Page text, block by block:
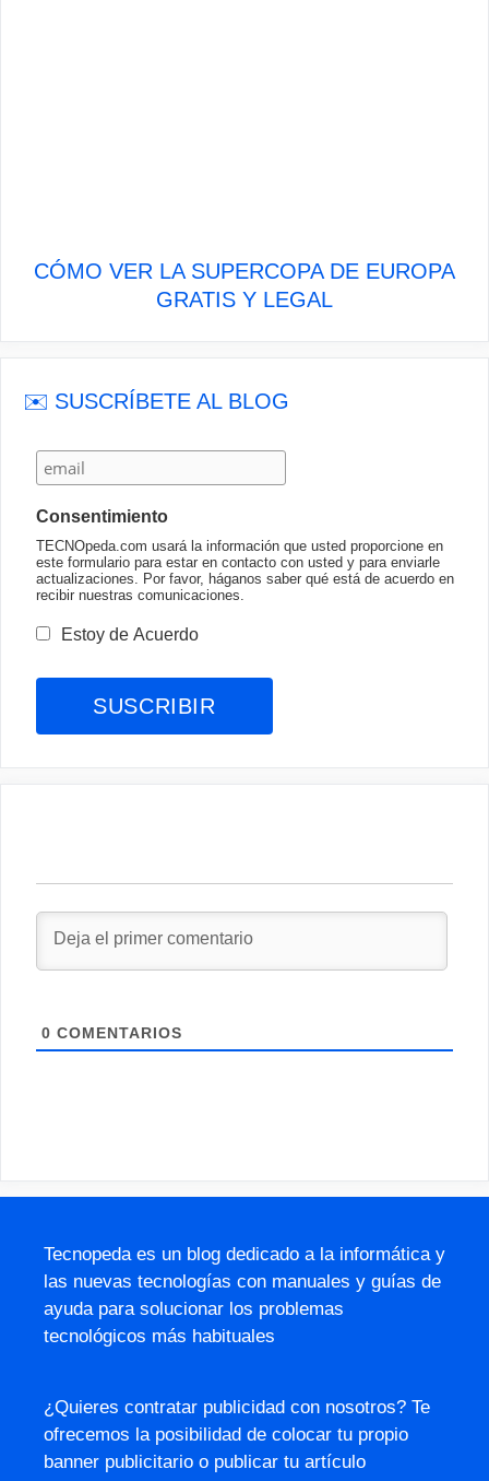
CÓMO VER LA SUPERCOPA DE EUROPA
GRATIS Y LEGAL
✉️ SUSCRÍBETE AL BLOG
Consentimiento
TECNOpeda.com usará la información que usted proporcione en
este formulario para estar en contacto con usted y para enviarle
actualizaciones. Por favor, háganos saber qué está de acuerdo en
recibir nuestras comunicaciones.
Estoy de Acuerdo
0 COMENTARIOS
Tecnopeda es un blog dedicado a la informática y
las nuevas tecnologías con manuales y guías de
ayuda para solucionar los problemas
tecnológicos más habituales
¿Quieres contratar publicidad con nosotros? Te
ofrecemos la posibilidad de colocar tu propio
banner publicitario o publicar tu artículo